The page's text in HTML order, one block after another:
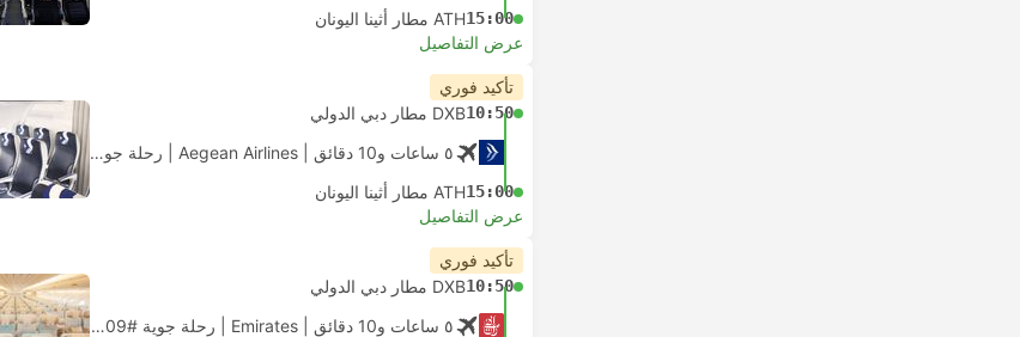
15:00ATH مطار أثينا اليونان
عرض التفاصيل
تأكيد فوري
10:50DXB مطار دبي الدولي
٥ ساعات و‫10 دقائق
رحلة جوية #A33413
15:00ATH مطار أثينا اليونان
عرض التفاصيل
تأكيد فوري
10:50DXB مطار دبي الدولي
٥ ساعات و‫10 دقائق
رحلة جوية #EK209 |الاقتصاد